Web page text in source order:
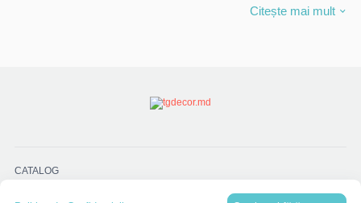
✔️ Realizat din materiale de calitate, cu finisaje atent lucrate
Citește mai mult
CATALOG